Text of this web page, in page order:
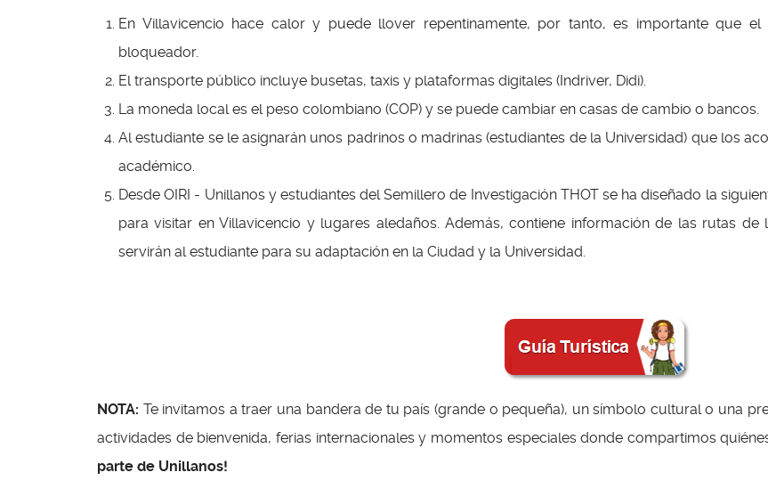
En Villavicencio hace calor y puede llover repentinamente, por tanto, es importante que
bloqueador.
El transporte público incluye busetas, taxis y plataformas digitales (Indriver, Didi).
La moneda local es el peso colombiano (COP) y se puede cambiar en casas de cambio o bancos.
Al estudiante se le asignarán unos padrinos o madrinas (estudiantes de la Universidad) que los
académico.
Desde OIRI - Unillanos y estudiantes del Semillero de Investigación THOT se ha diseñado la
para visitar en Villavicencio y lugares aledaños. Además, contiene información de las rutas
servirán al estudiante para su adaptación en la Ciudad y la Universidad.
NOTA: Te invitamos a traer una bandera de tu país (grande o pequeña), un símbolo cultural o una
actividades de bienvenida, ferias internacionales y momentos especiales donde compartimos
parte de Unillanos!